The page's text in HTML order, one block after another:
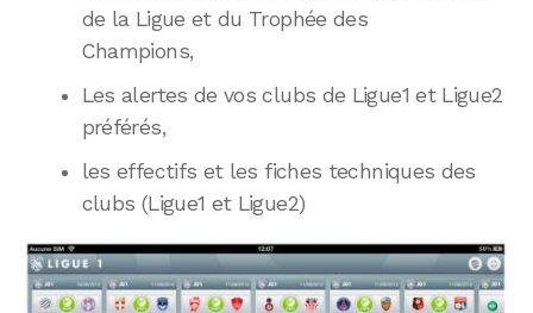
de la Ligue et du Trophée des
Champions,
Les alertes de vos clubs de Ligue1 et Ligue2
préférés,
les effectifs et les fiches techniques des
clubs (Ligue1 et Ligue2)